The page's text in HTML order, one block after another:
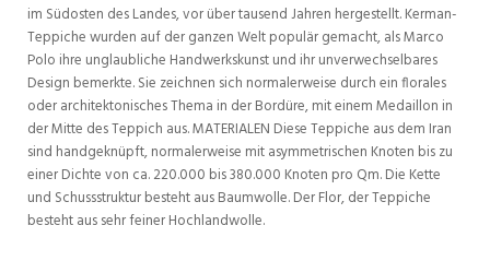
im Südosten des Landes, vor über tausend Jahren hergestellt. Kerman-
Teppiche wurden auf der ganzen Welt populär gemacht, als Marco
Polo ihre unglaubliche Handwerkskunst und ihr unverwechselbares
Design bemerkte. Sie zeichnen sich normalerweise durch ein florales
oder architektonisches Thema in der Bordüre, mit einem Medaillon in
der Mitte des Teppich aus. MATERIALEN Diese Teppiche aus dem Iran
sind handgeknüpft, normalerweise mit asymmetrischen Knoten bis zu
einer Dichte von ca. 220.000 bis 380.000 Knoten pro Qm. Die Kette
und Schussstruktur besteht aus Baumwolle. Der Flor, der Teppiche
besteht aus sehr feiner Hochlandwolle.